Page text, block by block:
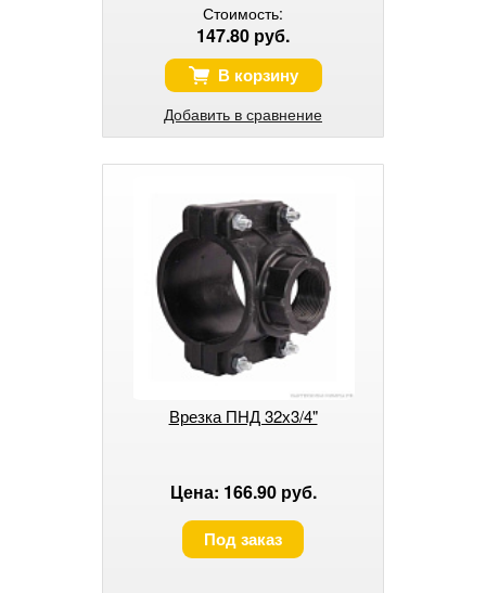
Стоимость:
147.80 руб.
В корзину
Добавить в сравнение
Врезка ПНД 32х3/4"
Цена: 166.90 руб.
Под заказ